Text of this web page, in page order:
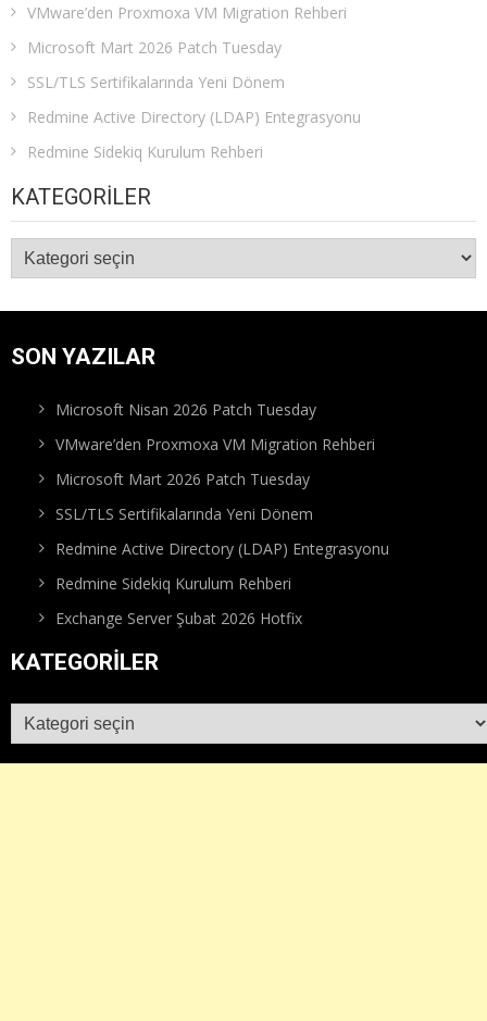
VMware’den Proxmoxa VM Migration Rehberi
Microsoft Mart 2026 Patch Tuesday
SSL/TLS Sertifikalarında Yeni Dönem
Redmine Active Directory (LDAP) Entegrasyonu
Redmine Sidekiq Kurulum Rehberi
KATEGORILER
Kategoriler
SON YAZILAR
Microsoft Nisan 2026 Patch Tuesday
VMware’den Proxmoxa VM Migration Rehberi
Microsoft Mart 2026 Patch Tuesday
SSL/TLS Sertifikalarında Yeni Dönem
Redmine Active Directory (LDAP) Entegrasyonu
Redmine Sidekiq Kurulum Rehberi
Exchange Server Şubat 2026 Hotfix
KATEGORILER